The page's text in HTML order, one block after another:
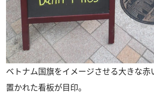
ベトナム国旗をイメージさせる大きな赤
置かれた看板が目印。